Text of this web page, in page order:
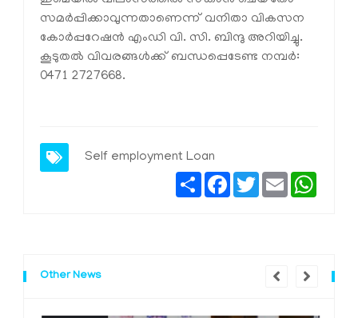
സമര്‍പ്പിക്കാവുന്നതാണെന്ന് വനിതാ വികസന
കോര്‍പ്പറേഷന്‍ എംഡി വി. സി. ബിന്ദു അറിയിച്ചു.
കൂടുതല്‍ വിവരങ്ങള്‍ക്ക് ബന്ധപ്പെടേണ്ട നമ്പര്‍:
0471 2727668.
Self employment Loan
ShareFacebook
TwitterEmail
Other News